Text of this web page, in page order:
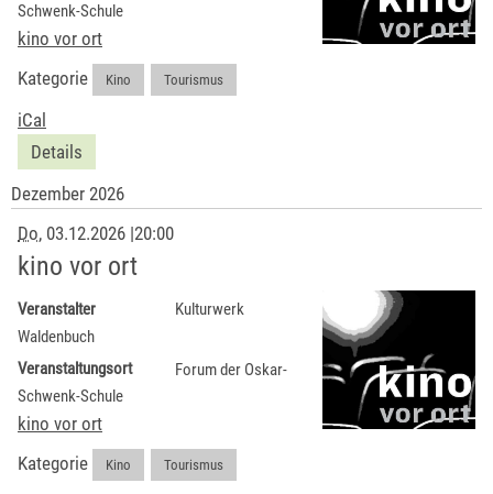
Schwenk-Schule
kino vor ort
Kategorie
Kino Tourismus
iCal
Details
Dezember 2026
Do, 03.12.2026 |20:00
kino vor ort
Veranstalter
Kulturwerk
Waldenbuch
Veranstaltungsort
Forum der Oskar-
Schwenk-Schule
kino vor ort
Kategorie
Kino Tourismus